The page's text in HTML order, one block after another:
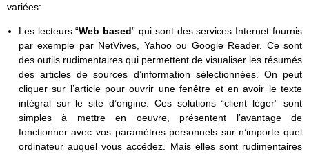
variées:
Les lecteurs “Web based” qui sont des services Internet fournis
par exemple par NetVives, Yahoo ou Google Reader. Ce sont
des outils rudimentaires qui permettent de visualiser les résumés
des articles de sources d’information sélectionnées. On peut
cliquer sur l’article pour ouvrir une fenêtre et en avoir le texte
intégral sur le site d’origine. Ces solutions “client léger” sont
simples à mettre en oeuvre, présentent l’avantage de
fonctionner avec vos paramètres personnels sur n’importe quel
ordinateur auquel vous accédez. Mais elles sont rudimentaires